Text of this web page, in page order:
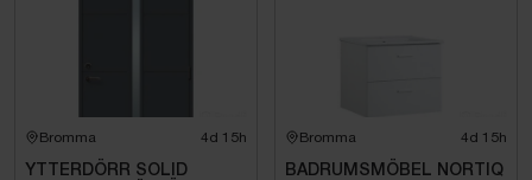
Bromma 4d 15h
YTTERDÖRR SOLID
Bromma 4d 15h
BADRUMSMÖBEL NORTIQ